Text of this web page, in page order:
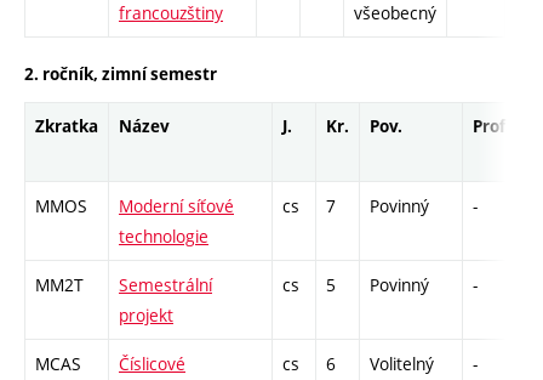
francouzštiny
všeobecný
2. ročník, zimní semestr
Zkratka Název J. Kr. Pov. Prof.
MMOS
Moderní síťové
technologie
cs 7 Povinný -
MM2T
Semestrální
projekt
cs 5 Povinný -
MCAS
Číslicové
cs 6
Volitelný
-